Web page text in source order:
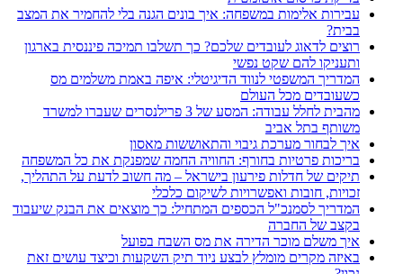
עבירות אלימות במשפחה: איך בונים הגנה בלי להחמיר את המצב
בבית?
רוצים לדאוג לעובדים שלכם? כך תשלבו תמיכה פיננסית בארגון
ותעניקו להם שקט נפשי
המדריך המשפטי לנווד הדיגיטלי: איפה באמת משלמים מס
כשעובדים מכל העולם
מהבית לחלל עבודה: המסע של 3 פרילנסרים שעברו למשרד
משותף בתל אביב
איך לבחור מערכת גיבוי והתאוששות מאסון
בריכות פרטיות בחורף: החוויה החמה שמפנקת את כל המשפחה
תיקים של חדלות פירעון בישראל – מה חשוב לדעת על התהליך,
זכויות, חובות ואפשרויות לשיקום כלכלי
המדריך לסמנכ"ל הכספים המתחיל: כך מוצאים את הבנק שיעבוד
בקצב של החברה
איך משלם מוכר הדירה את מס השבח בפועל
באיזה מקרים מומלץ לבצע ניוד תיק השקעות וכיצד עושים זאת